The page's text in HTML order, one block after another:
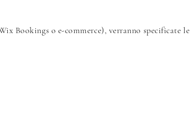
Bookings o e-commerce), verranno specificate le